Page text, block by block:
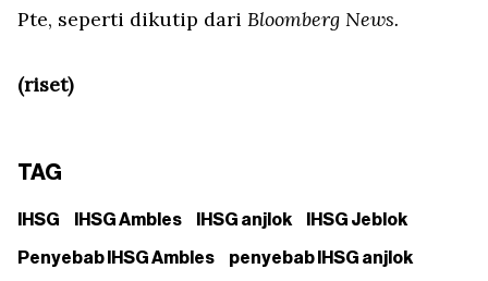
Pte, seperti dikutip dari Bloomberg News.
(riset)
TAG
IHSG IHSG Ambles IHSG anjlok IHSG Jeblok
Penyebab IHSG Ambles penyebab IHSG anjlok